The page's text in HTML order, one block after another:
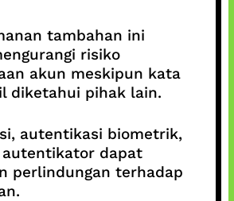
tambahan ini
risiko
akun meskipun kata
diketahui pihak lain.
autentikasi biometrik,
dapat
perlindungan terhadap